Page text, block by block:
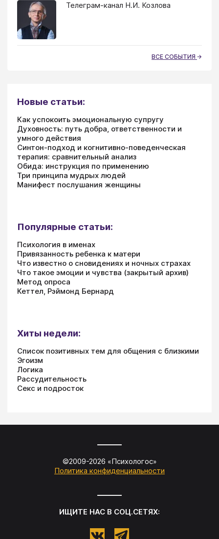
Телеграм-канал Н.И. Козлова
ВСЕ СОБЫТИЯ
Новые статьи:
Как успокоить эмоциональную супругу
Духовность: путь добра, ответственности и
умного действия
Синтон-подход и когнитивно-поведенческая
терапия: сравнительный анализ
Обида: инструкция по применению
Три принципа мудрых людей
Манифест послушания женщины
Популярные статьи:
Психология в именах
Привязанность ребенка к матери
Что известно о сновидениях и ночных страхах
Что такое эмоции и чувства (закрытый архив)
Метод опроса
Кеттел, Рэймонд Бернард
Хиты недели:
Список позитивных тем для общения с близкими
Эгоизм
Логика
Рассудительность
Секс и подросток
©2009-2026 «Психологос»
Политика конфиденциальности
ИЩИТЕ НАС В СОЦ.СЕТЯХ: